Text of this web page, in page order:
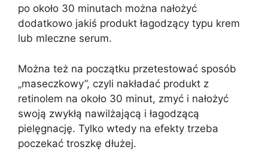
po około 30 minutach można nałożyć
dodatkowo jakiś produkt łagodzący typu krem
lub mleczne serum.
Można też na początku przetestować sposób
„maseczkowy”, czyli nakładać produkt z
retinolem na około 30 minut, zmyć i nałożyć
swoją zwykłą nawilżającą i łagodzącą
pielęgnację. Tylko wtedy na efekty trzeba
poczekać troszkę dłużej.